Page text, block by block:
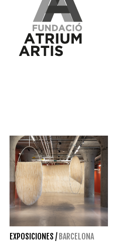
EXPOSICIONES / BARCELONA